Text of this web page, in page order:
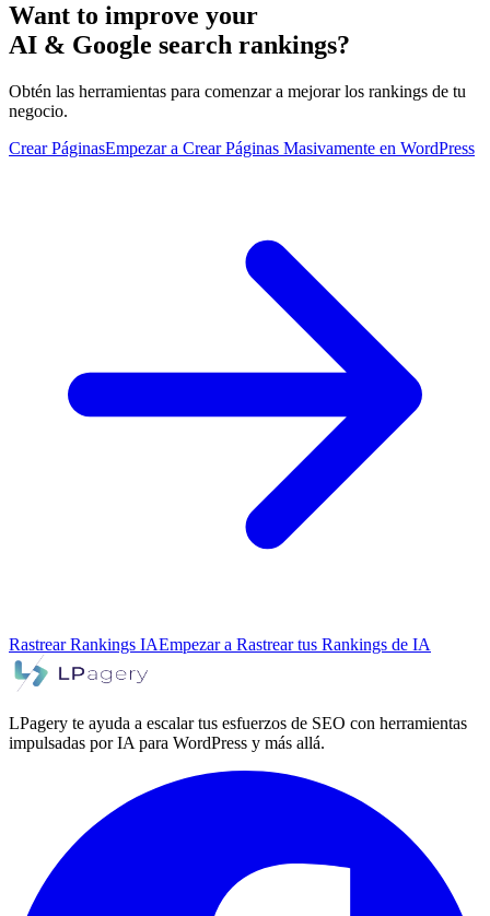
Want to improve your
AI & Google search rankings?
Obtén las herramientas para comenzar a mejorar los rankings de tu
negocio.
Crear PáginasEmpezar a Crear Páginas Masivamente en WordPress
Rastrear Rankings IAEmpezar a Rastrear tus Rankings de IA
LPagery te ayuda a escalar tus esfuerzos de SEO con herramientas
impulsadas por IA para WordPress y más allá.